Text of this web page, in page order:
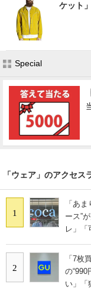
ケット
Special
「ウェア」のアクセス
1
「あ
ース”
レ」「
2
「7枚
の
い」「